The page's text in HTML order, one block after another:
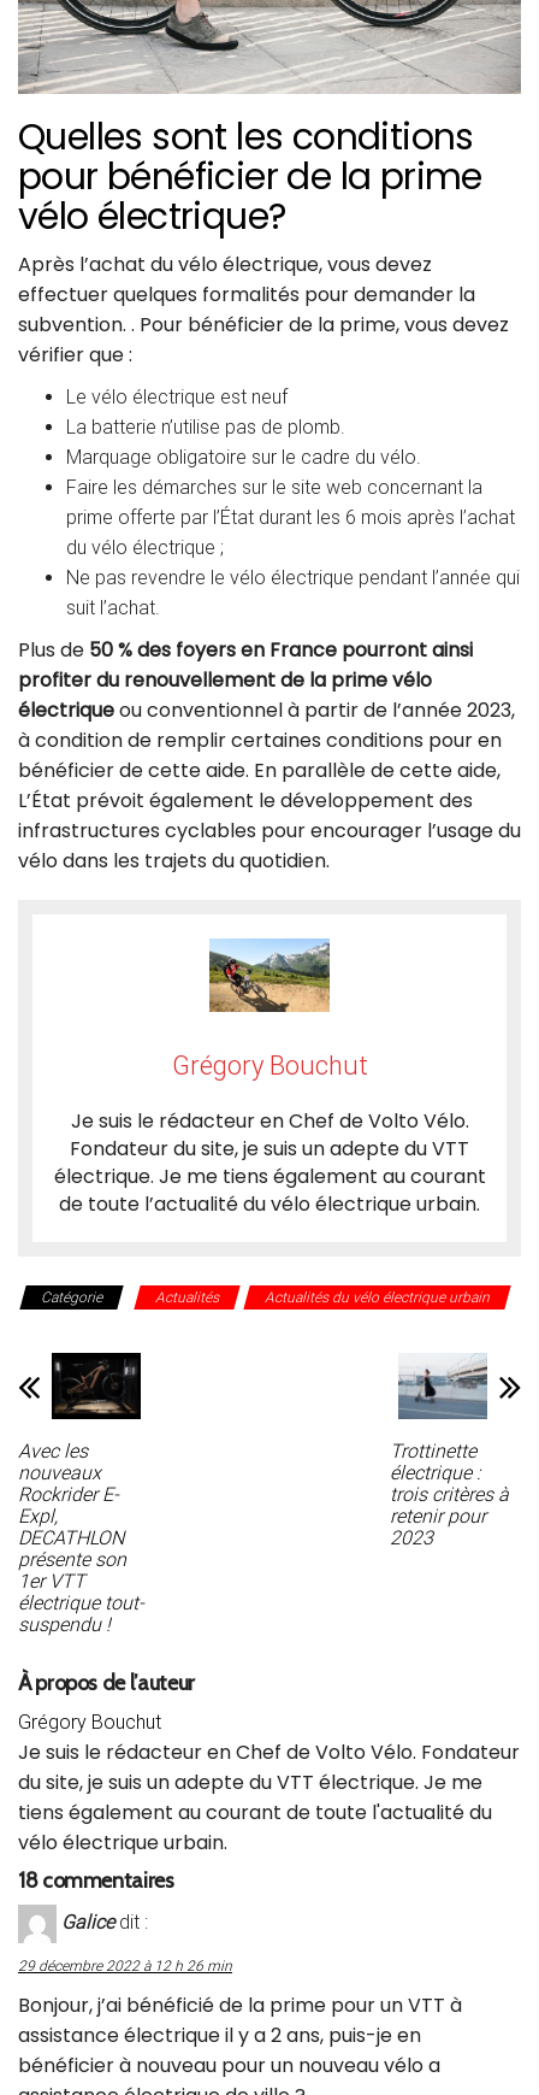
Quelles sont les conditions
pour bénéficier de la prime
vélo électrique?
Après l’achat du vélo électrique, vous devez
effectuer quelques formalités pour demander la
subvention. . Pour bénéficier de la prime, vous devez
vérifier que :
Le vélo électrique est neuf
La batterie n’utilise pas de plomb.
Marquage obligatoire sur le cadre du vélo.
Faire les démarches sur le site web concernant la
prime offerte par l’État durant les 6 mois après l’achat
du vélo électrique ;
Ne pas revendre le vélo électrique pendant l’année qui
suit l’achat.
Plus de 50 % des foyers en France pourront ainsi
profiter du renouvellement de la prime vélo
électriqueou conventionnel à partir de l’année 2023,
à condition de remplir certaines conditions pour en
bénéficier de cette aide. En parallèle de cette aide,
L’État prévoit également le développement des
infrastructures cyclables pour encourager l’usage du
vélo dans les trajets du quotidien.
Grégory Bouchut
Je suis le rédacteur en Chef de Volto Vélo.
Fondateur du site, je suis un adepte du VTT
électrique. Je me tiens également au courant
de toute l’actualité du vélo électrique urbain.
Catégorie Actualités Actualités du vélo électrique urbain
Avec les
nouveaux
Rockrider E-
Expl,
DECATHLON
présente son
1er VTT
électrique tout-
suspendu !
Trottinette
électrique :
trois critères à
retenir pour
2023
À propos de l’auteur
Grégory Bouchut
Je suis le rédacteur en Chef de Volto Vélo. Fondateur
du site, je suis un adepte du VTT électrique. Je me
tiens également au courant de toute l'actualité du
vélo électrique urbain.
18 commentaires
Galice dit :
29 décembre 2022 à 12 h 26 min
Bonjour, j’ai bénéficié de la prime pour un VTT à
assistance électrique il y a 2 ans, puis-je en
bénéficier à nouveau pour un nouveau vélo a